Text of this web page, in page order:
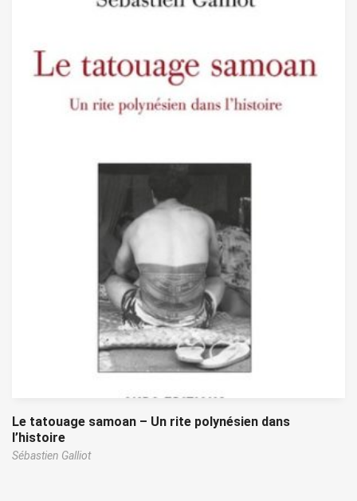
Le tatouage samoan – Un rite polynésien dans
l’histoire
Sébastien Galliot